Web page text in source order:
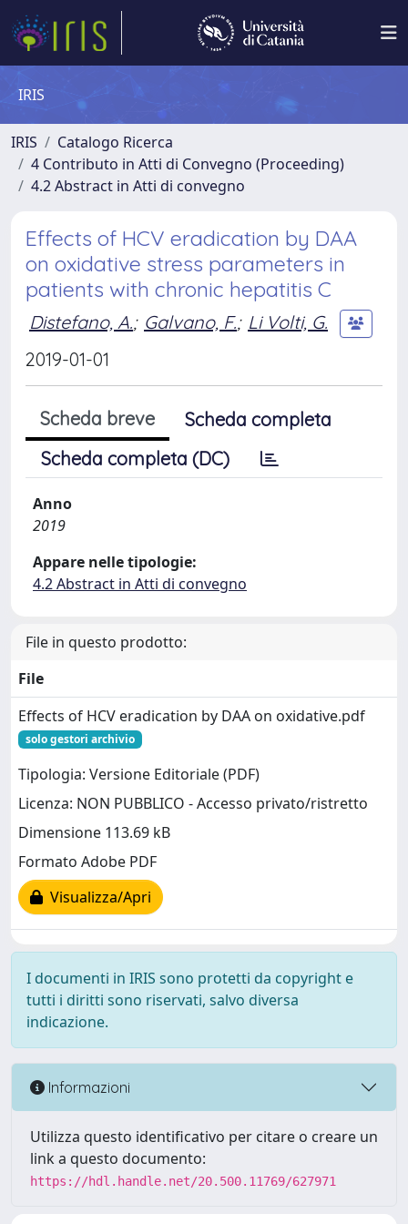
IRIS
IRIS
Catalogo Ricerca
4 Contributo in Atti di Convegno (Proceeding)
4.2 Abstract in Atti di convegno
Effects of HCV eradication by DAA
on oxidative stress parameters in
patients with chronic hepatitis C
Distefano, A.; Galvano, F.; Li Volti, G.
2019-01-01
Scheda breve
Scheda completa
Scheda completa (DC)
Anno
2019
Appare nelle tipologie:
4.2 Abstract in Atti di convegno
File in questo prodotto:
File
Effects of HCV eradication by DAA on oxidative.pdf
solo gestori archivio
Tipologia: Versione Editoriale (PDF)
Licenza: NON PUBBLICO - Accesso privato/ristretto
Dimensione 113.69 kB
Formato Adobe PDF
Visualizza/Apri
I documenti in IRIS sono protetti da copyright e
tutti i diritti sono riservati, salvo diversa
indicazione.
Informazioni
Utilizza questo identificativo per citare o creare un
link a questo documento:
https://hdl.handle.net/20.500.11769/627971